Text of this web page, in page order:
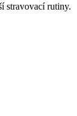
stravovací rutiny.